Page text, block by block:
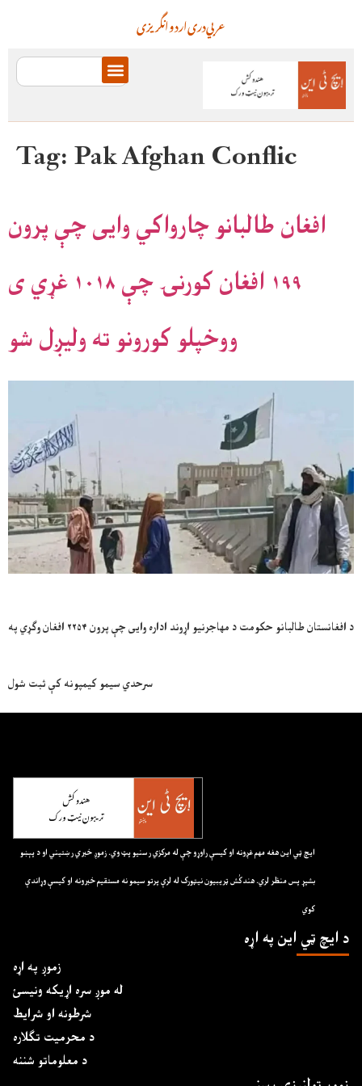
انگریزیاردودریعربي
Tag:Pak Afghan Conflic
افغان طالبانو چارواکي وایی چې پرون
۱۹۹ افغان کورنۍ چې ۱۰۱۸ غړي ی
ووخپلو کورونو ته ولیږل شو
د افغانستان طالبانو حکومت د مهاجرنیو اړوند اداره وایی چې پرون ۲۲۵۴ افغان وګړي په
سرحدي سیمو کیمپونه کې ثبت شول
ايچ ټي اين هغه مهم غږونه او کيسې راوړو چې له مرکزي رسنيو پټ وي. زموږ خبري رښتيني او د پېښو
بشپړ پس منظر لري. هندکُش ټريبيون نيټورک له لرې پرتو سيمو نه مستقيم خبرونه او کيسې وړاندې
کوي
د ايچ ټي اين په اړه
زموږ په اړه
له موږ سره اړیکه ونیسئ
شرطونه او شرایط
د محرمیت تګلاره
د معلوماتو شننه